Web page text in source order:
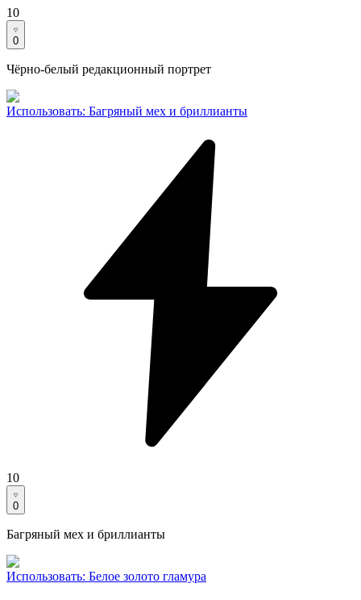
10
0
Чёрно-белый редакционный портрет
Использовать: Багряный мех и бриллианты
10
0
Багряный мех и бриллианты
Использовать: Белое золото гламура